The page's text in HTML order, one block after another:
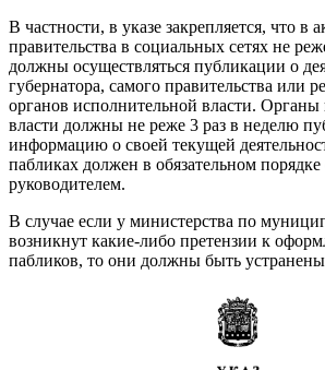
В частности, в указе закрепляется, что в
правительства в социальных сетях не
должны осуществляться публикации о
губернатора, самого правительства или
органов исполнительной власти. Органы
власти должны не реже 3 раз в неделю
информацию о своей текущей
пабликах должен в обязательном порядке
руководителем.
В случае если у министерства по
возникнут какие-либо претензии к
пабликов, то они должны быть устранены